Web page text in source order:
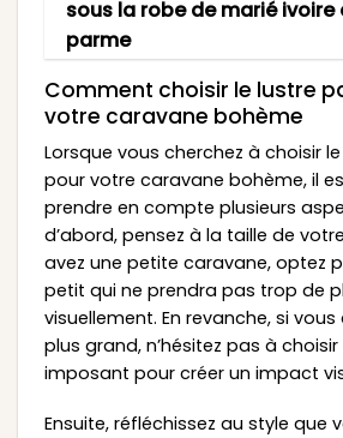
sous la robe de marié ivoire
parme
Comment choisir le lustre
votre caravane bohème
Lorsque vous cherchez à choisir
pour votre caravane bohème, il
prendre en compte plusieurs
d’abord, pensez à la taille de
avez une petite caravane, optez
petit qui ne prendra pas trop de
visuellement. En revanche, si
plus grand, n’hésitez pas à
imposant pour créer un impact
Ensuite, réfléchissez au style que